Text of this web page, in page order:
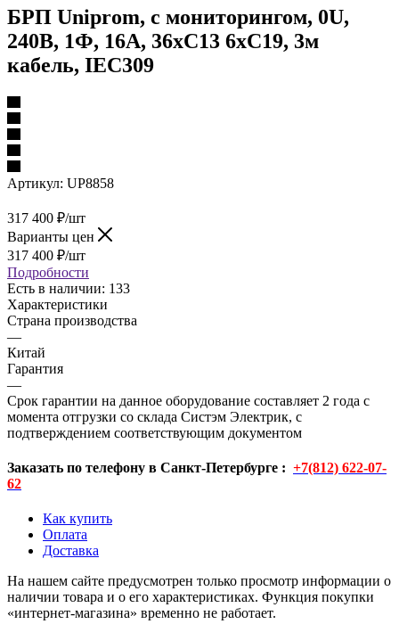
БРП Uniprom, с мониторингом, 0U,
240В, 1Ф, 16A, 36xC13 6xC19, 3м
кабель, IEC309
Артикул: UP8858
317 400 ₽/шт
Варианты цен
317 400 ₽/шт
Подробности
Есть в наличии: 133
Характеристики
Страна производства
—
Китай
Гарантия
—
Срок гарантии на данное оборудование составляет 2 года с
момента отгрузки со склада Систэм Электрик, с
подтверждением соответствующим документом
Заказать по телефону в Санкт-Петербурге : +7(812) 622-07-
62
Как купить
Оплата
Доставка
На нашем сайте предусмотрен только просмотр информации о
наличии товара и о его характеристиках. Функция покупки
«интернет-магазина» временно не работает.